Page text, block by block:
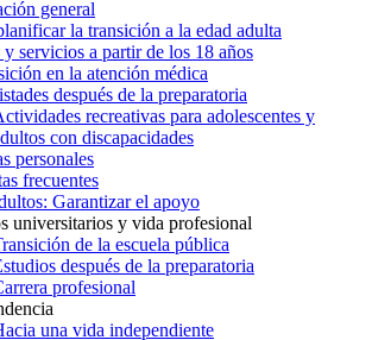
general
la transición a la edad adulta
y servicios a partir de los 18 años
en la atención médica
después de la preparatoria
recreativas para adolescentes y
con discapacidades
personales
frecuentes
Garantizar el apoyo
universitarios y vida profesional
de la escuela pública
después de la preparatoria
profesional
una vida independiente